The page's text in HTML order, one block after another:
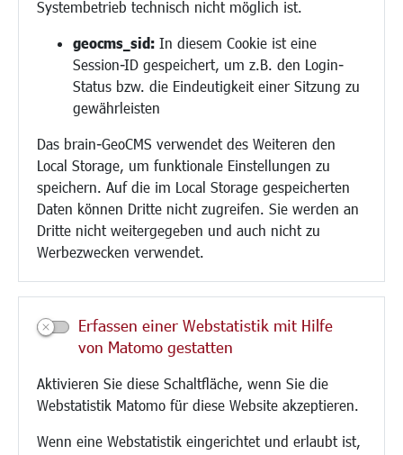
Systembetrieb technisch nicht möglich ist.
geocms_sid: In diesem Cookie ist eine
Session-ID gespeichert, um z.B. den Login-
Status bzw. die Eindeutigkeit einer Sitzung zu
gewährleisten
Das brain-GeoCMS verwendet des Weiteren den
Local Storage, um funktionale Einstellungen zu
speichern. Auf die im Local Storage gespeicherten
Daten können Dritte nicht zugreifen. Sie werden an
Dritte nicht weitergegeben und auch nicht zu
Werbezwecken verwendet.
Erfassen einer Webstatistik mit Hilfe
von Matomo gestatten
Aktivieren Sie diese Schaltfläche, wenn Sie die
Webstatistik Matomo für diese Website akzeptieren.
Wenn eine Webstatistik eingerichtet und erlaubt ist,
Religion
Bauen/Umwelt/Mobilität
Bebauungsplanung
Verkehr/Mobilität
Glasfaserausbau
Aktuelle Baustellen
Paddelteich
CINDY S
Kultur/Freizeit/Tourismus
Veranstaltungen
Neue Stadthalle Langen
Bäder
Musikschule
Stadtbücherei